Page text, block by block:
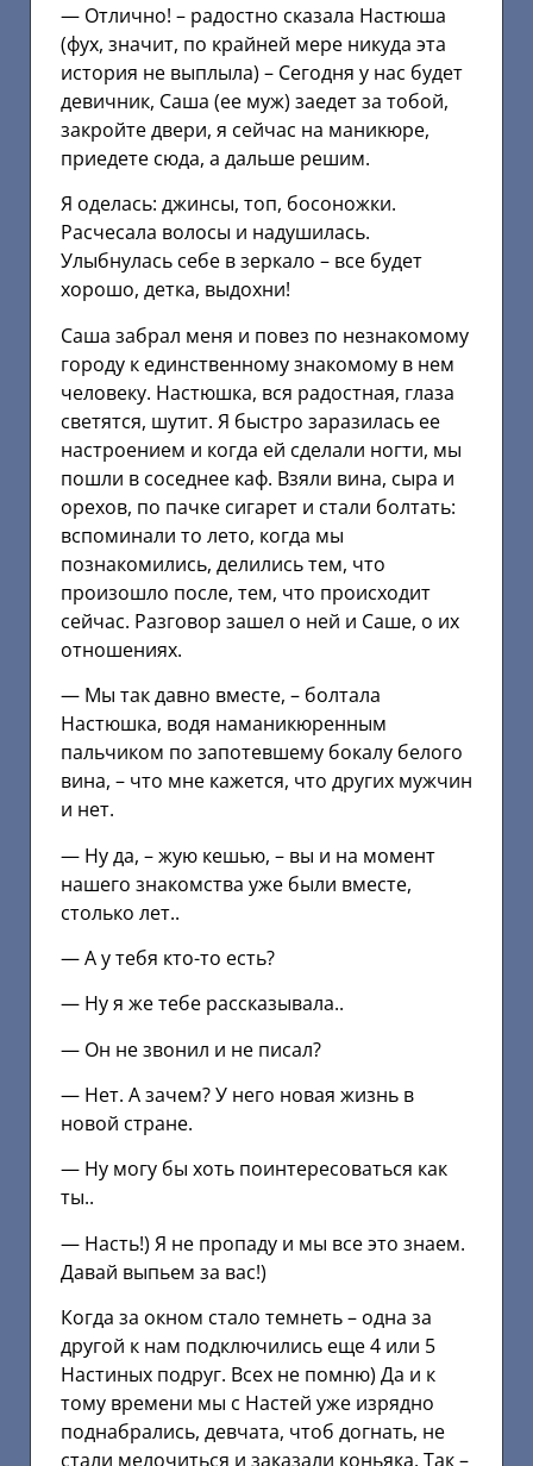
— Отлично! – радостно сказала Настюша
(фух, значит, по крайней мере никуда эта
история не выплыла) – Сегодня у нас будет
девичник, Саша (ее муж) заедет за тобой,
закройте двери, я сейчас на маникюре,
приедете сюда, а дальше решим.
Я оделась: джинсы, топ, босоножки.
Расчесала волосы и надушилась.
Улыбнулась себе в зеркало – все будет
хорошо, детка, выдохни!
Саша забрал меня и повез по незнакомому
городу к единственному знакомому в нем
человеку. Настюшка, вся радостная, глаза
светятся, шутит. Я быстро заразилась ее
настроением и когда ей сделали ногти, мы
пошли в соседнее каф. Взяли вина, сыра и
орехов, по пачке сигарет и стали болтать:
вспоминали то лето, когда мы
познакомились, делились тем, что
произошло после, тем, что происходит
сейчас. Разговор зашел о ней и Саше, о их
отношениях.
— Мы так давно вместе, – болтала
Настюшка, водя наманикюренным
пальчиком по запотевшему бокалу белого
вина, – что мне кажется, что других мужчин
и нет.
— Ну да, – жую кешью, – вы и на момент
нашего знакомства уже были вместе,
столько лет..
— А у тебя кто-то есть?
— Ну я же тебе рассказывала..
— Он не звонил и не писал?
— Нет. А зачем? У него новая жизнь в
новой стране.
— Ну могу бы хоть поинтересоваться как
ты..
— Насть!) Я не пропаду и мы все это знаем.
Давай выпьем за вас!)
Когда за окном стало темнеть – одна за
другой к нам подключились еще 4 или 5
Настиных подруг. Всех не помню) Да и к
тому времени мы с Настей уже изрядно
поднабрались, девчата, чтоб догнать, не
стали мелочиться и заказали коньяка. Так –